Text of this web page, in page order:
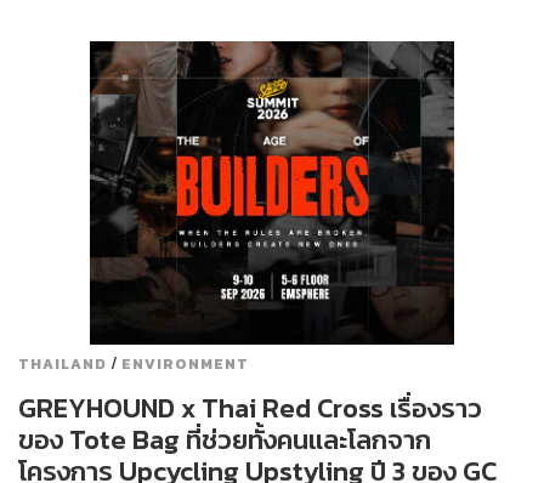
THAILAND / ENVIRONMENT
GREYHOUND x Thai Red Cross เรื่องราว
ของ Tote Bag ที่ช่วยทั้งคนและโลกจาก
โครงการ Upcycling Upstyling ปี 3 ของ GC